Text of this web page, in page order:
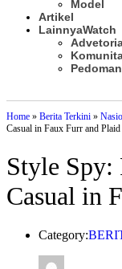
Model
Artikel
LainnyaWatch
Home » Berita Terkini »
Casual in Faux Furr and Plaid
Style Spy:
Casual in
Category: